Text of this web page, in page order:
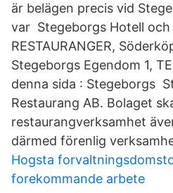
är belägen precis vid
var Stegeborgs Hotell och
RESTAURANGER,
Stegeborgs Egendom 1,
denna sida : Stegeborgs
Restaurang AB. Bolaget
restaurangverksamhet
därmed förenlig
Hogsta
forekommande arbete